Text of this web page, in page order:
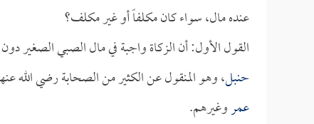
عنده مال، سواء كان مكلفاً أو غير مكلف؟
القول الأول: أن الزكاة واجبة في مال الصبي الصغير
حنبل، وهو المنقول عن الكثير من الصحابة رضي الله
عمروغيرهم.